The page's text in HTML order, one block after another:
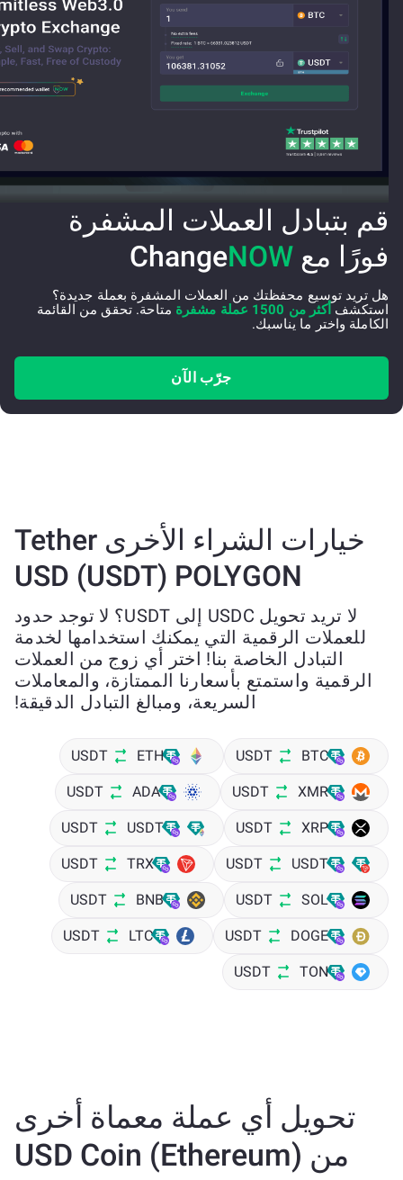
قم بتبادل العملات المشفرة
فورًا مع Change NOW
هل تريد توسيع محفظتك من العملات المشفرة بعملة جديدة؟
استكشف أكثر من 1500 عملة مشفرة
متاحة. تحقق من القائمة
الكاملة واختر ما يناسبك.
جرّب الآن
خيارات الشراء الأخرى Tether
USD (USDT) POLYGON
لا تريد تحويل USDC إلى USDT؟ لا توجد حدود
للعملات الرقمية التي يمكنك استخدامها لخدمة
التبادل الخاصة بنا! اختر أي زوج من العملات
الرقمية واستمتع بأسعارنا الممتازة، والمعاملات
السريعة، ومبالغ التبادل الدقيقة!
BTC
USDT
ETH
USDT
XMR
USDT
ADA
USDT
XRP
USDT
USDT
USDT
USDT
USDT
TRX
USDT
SOL
USDT
BNB
USDT
DOGE
USDT
LTC
USDT
TON
USDT
تحويل أي عملة معماة أخرى
من USD Coin (Ethereum)